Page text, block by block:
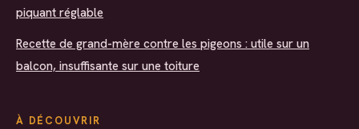
piquant réglable
Recette de grand-mère contre les pigeons : utile sur un
balcon, insuffisante sur une toiture
À DÉCOUVRIR